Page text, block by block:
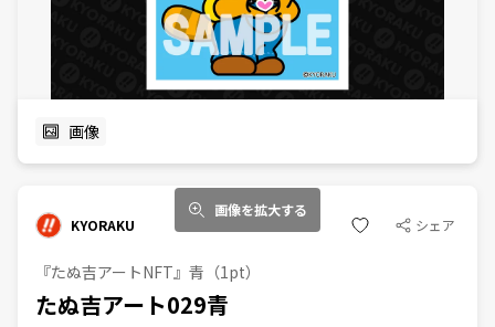
画像を拡大する
画像
KYORAKU シェア
『たぬ吉アートNFT』青（1pt）
たぬ吉アート029青